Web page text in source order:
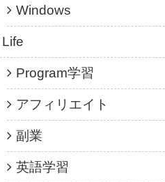
Windows
Life
Program学習
アフィリエイト
副業
英語学習